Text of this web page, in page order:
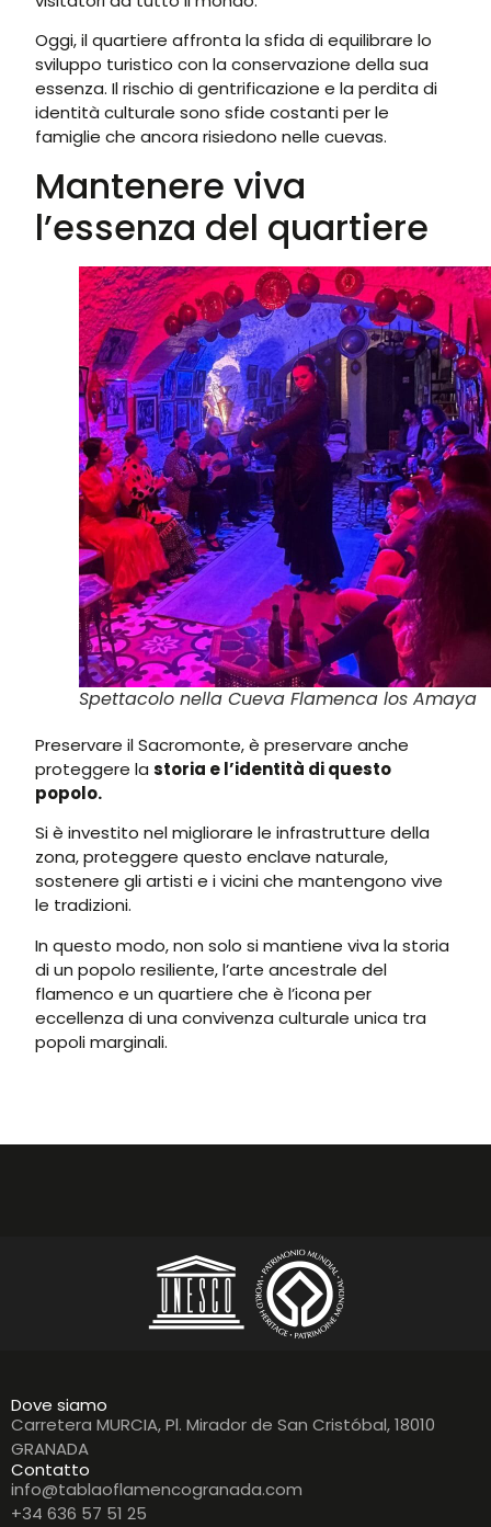
Oggi, il quartiere affronta la sfida di equilibrare lo
sviluppo turistico con la conservazione della sua
essenza. Il rischio di gentrificazione e la perdita di
identità culturale sono sfide costanti per le
famiglie che ancora risiedono nelle cuevas.
Mantenere viva
l’essenza del quartiere
Spettacolo nella Cueva Flamenca los Amaya
Preservare il Sacromonte, è preservare anche
proteggere la storia e l’identità di questo
popolo.
Si è investito nel migliorare le infrastrutture della
zona, proteggere questo enclave naturale,
sostenere gli artisti e i vicini che mantengono vive
le tradizioni.
In questo modo, non solo si mantiene viva la storia
di un popolo resiliente, l’arte ancestrale del
flamenco e un quartiere che è l’icona per
eccellenza di una convivenza culturale unica tra
popoli marginali.
Dove siamo
Carretera MURCIA, Pl. Mirador de San Cristóbal, 18010
GRANADA
Contatto
info@tablaoflamencogranada.com
+34 636 57 51 25